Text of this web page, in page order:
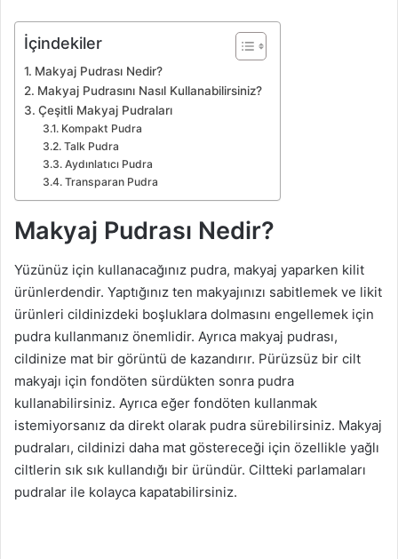
İçindekiler
Makyaj Pudrası Nedir?
Makyaj Pudrasını Nasıl Kullanabilirsiniz?
Çeşitli Makyaj Pudraları
Kompakt Pudra
Talk Pudra
Aydınlatıcı Pudra
Transparan Pudra
Makyaj Pudrası Nedir?
Yüzünüz için kullanacağınız pudra, makyaj yaparken kilit
ürünlerdendir. Yaptığınız ten makyajınızı sabitlemek ve likit
ürünleri cildinizdeki boşluklara dolmasını engellemek için
pudra kullanmanız önemlidir. Ayrıca makyaj pudrası,
cildinize mat bir görüntü de kazandırır. Pürüzsüz bir cilt
makyajı için fondöten sürdükten sonra pudra
kullanabilirsiniz. Ayrıca eğer fondöten kullanmak
istemiyorsanız da direkt olarak pudra sürebilirsiniz. Makyaj
pudraları, cildinizi daha mat göstereceği için özellikle yağlı
ciltlerin sık sık kullandığı bir üründür. Ciltteki parlamaları
pudralar ile kolayca kapatabilirsiniz.